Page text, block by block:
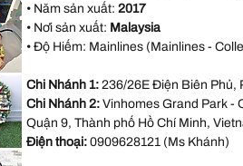
• Năm sản xuất: 2017
• Nơi sản xuất: Malaysia
• Độ Hiếm: Mainlines (Mainlines -
Chi Nhánh 1: 236/26E Điện Biên Phủ,
Chi Nhánh 2: Vinhomes Grand Park -
Quận 9, Thành phố Hồ Chí Minh,
Điện thoại: 0909628121 (Ms Khánh)